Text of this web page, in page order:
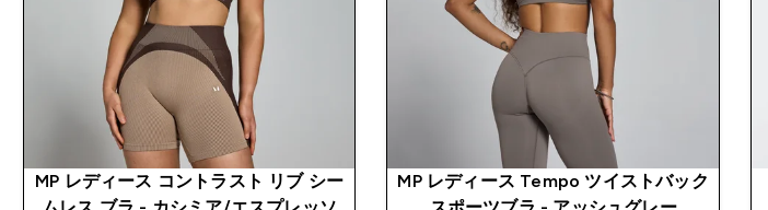
MP レディース コントラスト リブ シー
MP レディース Tempo ツイストバック